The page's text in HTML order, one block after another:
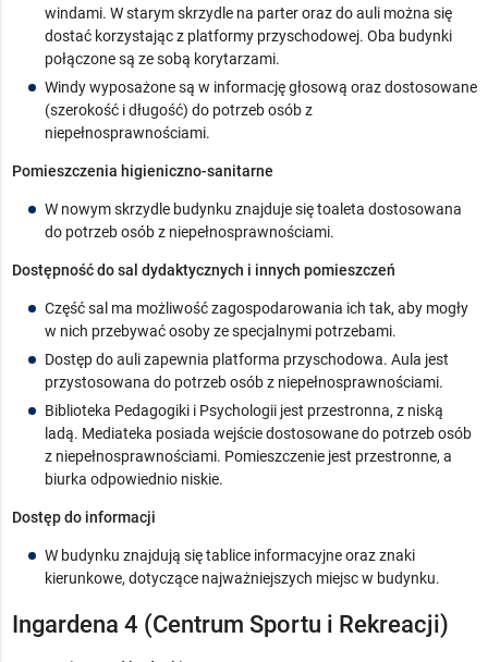
windami. W starym skrzydle na parter oraz do auli można się
dostać korzystając z platformy przyschodowej. Oba budynki
połączone są ze sobą korytarzami.
Windy wyposażone są w informację głosową oraz dostosowane
(szerokość i długość) do potrzeb osób z
niepełnosprawnościami.
Pomieszczenia higieniczno-sanitarne
W nowym skrzydle budynku znajduje się toaleta dostosowana
do potrzeb osób z niepełnosprawnościami.
Dostępność do sal dydaktycznych i innych pomieszczeń
Część sal ma możliwość zagospodarowania ich tak, aby mogły
w nich przebywać osoby ze specjalnymi potrzebami.
Dostęp do auli zapewnia platforma przyschodowa. Aula jest
przystosowana do potrzeb osób z niepełnosprawnościami.
Biblioteka Pedagogiki i Psychologii jest przestronna, z niską
ladą. Mediateka posiada wejście dostosowane do potrzeb osób
z niepełnosprawnościami. Pomieszczenie jest przestronne, a
biurka odpowiednio niskie.
Dostęp do informacji
W budynku znajdują się tablice informacyjne oraz znaki
kierunkowe, dotyczące najważniejszych miejsc w budynku.
Ingardena 4 (Centrum Sportu i Rekreacji)